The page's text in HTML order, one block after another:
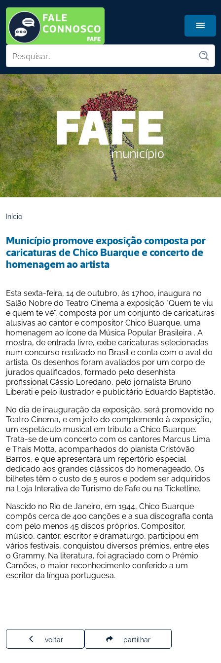
Início
Município promove exposição composta por
caricaturas de Chico Buarque e concerto de
homenagem ao artista
Esta sexta-feira, 14 de outubro, às 17h00, inaugura no
Salão Nobre do Teatro Cinema a exposição "Quem te viu
e quem te vê", composta por um conjunto de caricaturas
alusivas ao cantor e compositor Chico Buarque, uma
homenagem ao ícone da Música Popular Brasileira . A
mostra, de entrada livre, exibe caricaturas selecionadas
num concurso realizado no Brasil e conta com o aval do
artista. Os desenhos foram avaliados por um corpo de
jurados qualificados, formado pelo desenhista
profissional Cássio Loredano, pelo jornalista Bruno
Liberati e pelo ilustrador e publicitário Eduardo Baptistão.
No dia de inauguração da exposição, será promovido no
Teatro Cinema, e em jeito do complemento à exposição,
um espetáculo musical em tributo a Chico Buarque.
Trata-se de um concerto com os cantores Marcus Lima
e Thais Motta, acompanhados do pianista Cristóvão
Barros, e que apresentará um repertório especial
dedicado aos grandes clássicos do homenageado. Os
bilhetes têm o custo de 5 euros e podem ser adquiridos
na Loja Interativa de Turismo de Fafe ou na Ticketline.
Nascido no Rio de Janeiro, em 1944, Chico Buarque
compôs cerca de 400 canções e a sua discografia conta
com pelo menos 45 discos próprios. Compositor,
músico, cantor, escritor e dramaturgo, participou em
vários festivais, conquistou diversos prémios, entre eles
o Grammy. Na literatura, foi agraciado com o Prémio
Camões, o maior reconhecimento conferido a um
escritor da língua portuguesa.
voltar partilhar